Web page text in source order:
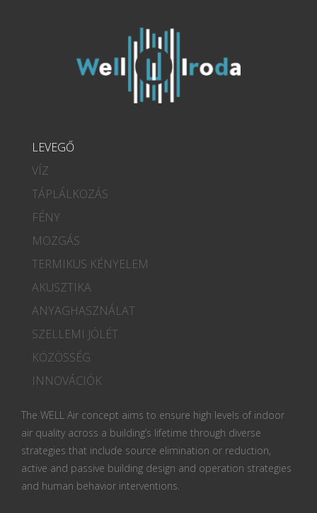
LEVEGŐ
VÍZ
TÁPLÁLKOZÁS
FÉNY
MOZGÁS
TERMIKUS KÉNYELEM
AKUSZTIKA
ANYAGHASZNÁLAT
SZELLEMI JÓLÉT
KÖZÖSSÉG
INNOVÁCIÓK
The WELL Air concept aims to ensure high levels of indoor
air quality across a building’s lifetime through diverse
strategies that include source elimination or reduction,
active and passive building design and operation strategies
and human behavior interventions.